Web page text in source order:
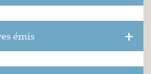
émis